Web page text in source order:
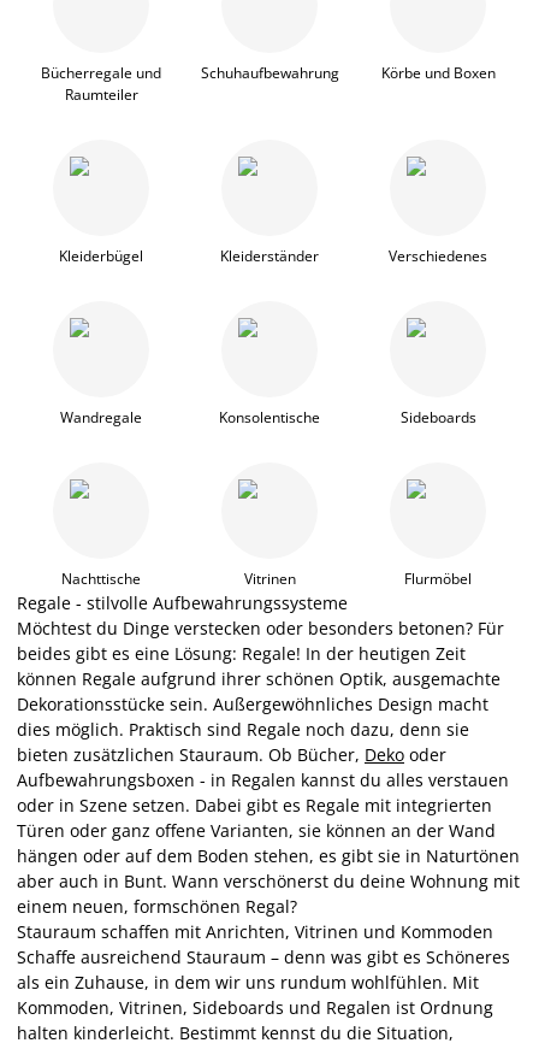
Bücherregale und
Raumteiler
Schuhaufbewahrung Körbe und Boxen
Kleiderbügel Kleiderständer Verschiedenes
Wandregale Konsolentische Sideboards
Nachttische Vitrinen Flurmöbel
Regale - stilvolle Aufbewahrungssysteme
Möchtest du Dinge verstecken oder besonders betonen? Für
beides gibt es eine Lösung: Regale! In der heutigen Zeit
können Regale aufgrund ihrer schönen Optik, ausgemachte
Dekorationsstücke sein. Außergewöhnliches Design macht
dies möglich. Praktisch sind Regale noch dazu, denn sie
bieten zusätzlichen Stauraum. Ob Bücher, Deko oder
Aufbewahrungsboxen - in Regalen kannst du alles verstauen
oder in Szene setzen. Dabei gibt es Regale mit integrierten
Türen oder ganz offene Varianten, sie können an der Wand
hängen oder auf dem Boden stehen, es gibt sie in Naturtönen
aber auch in Bunt. Wann verschönerst du deine Wohnung mit
einem neuen, formschönen Regal?
Stauraum schaffen mit Anrichten, Vitrinen und Kommoden
Schaffe ausreichend Stauraum – denn was gibt es Schöneres
als ein Zuhause, in dem wir uns rundum wohlfühlen. Mit
Kommoden, Vitrinen, Sideboards und Regalen ist Ordnung
halten kinderleicht. Bestimmt kennst du die Situation,